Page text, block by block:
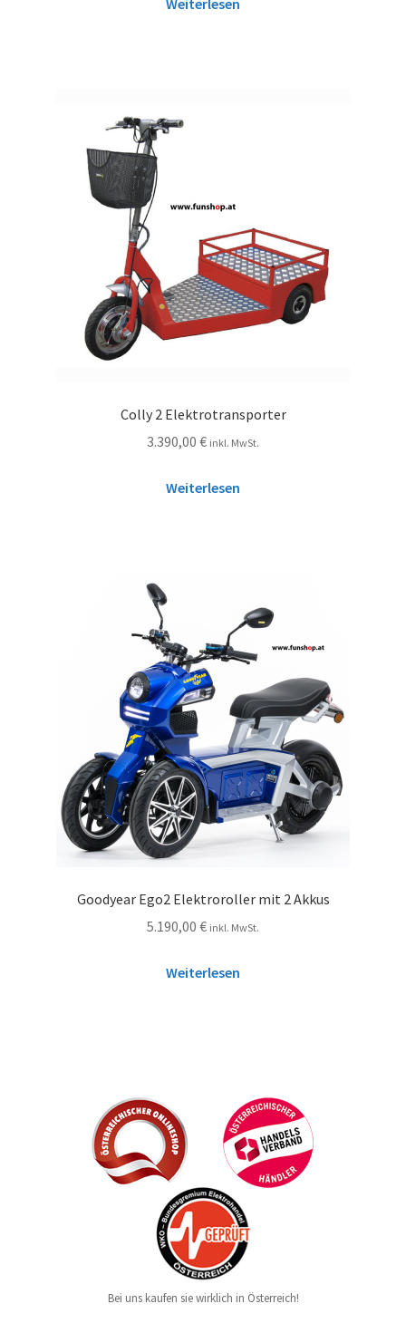
Colly 2 Elektrotransporter
3.390,00 € inkl. MwSt.
Weiterlesen
Goodyear Ego2 Elektroroller mit 2 Akkus
5.190,00 € inkl. MwSt.
Weiterlesen
Bei uns kaufen sie wirklich in Österreich!